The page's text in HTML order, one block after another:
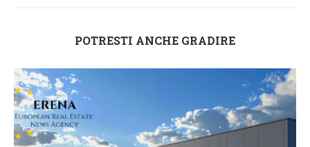
POTRESTI ANCHE GRADIRE